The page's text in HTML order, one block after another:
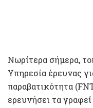
Νωρίτερα σήμερα,
Υπηρεσία έρευνας
παραβατικότητα
ερευνήσει τα